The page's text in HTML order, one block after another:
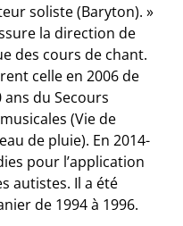
soliste (Baryton). »
la direction de
des cours de chant.
celle en 2006 de
ans du Secours
(Vie de
de pluie). En 2014-
pour l’application
autistes. Il a été
de 1994 à 1996.